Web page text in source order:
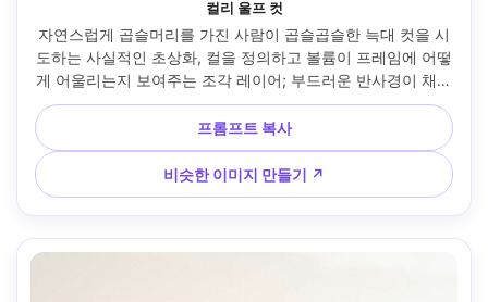
컬리 울프 컷
자연스럽게 곱슬머리를 가진 사람이 곱슬곱슬한 늑대 컷을 시
도하는 사실적인 초상화, 컬을 정의하고 볼륨이 프레임에 어떻
게 어울리는지 보여주는 조각 레이어; 부드러운 반사경이 채워
진 밝은 욕실 창문 조명, 소니 A7IV, 85mm f/1.8, 클로즈업, 자
신감 넘치는 분위기, 사실적인 컬 덩어리와 곱슬, 자연스러운
그림자, 고해상도, 프레임에 자연스럽게 걸린 의류 --ar 4:5
프롬프트 복사
비슷한 이미지 만들기 ↗